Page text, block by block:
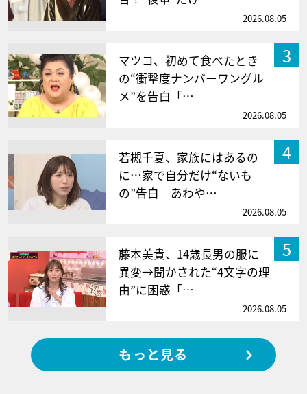
2026.08.05
3
マツコ、初めて食べたとき
の“衝撃度ナンバーワングル
メ”を告白「…
2026.08.05
4
若槻千夏、家族にはあるの
に…家で自分だけ“ないも
の”告白 あわや…
2026.08.05
5
藤本美貴、14歳長男の服に
異変→聞かされた“4文字の理
由”に困惑「…
2026.08.05
もっと見る